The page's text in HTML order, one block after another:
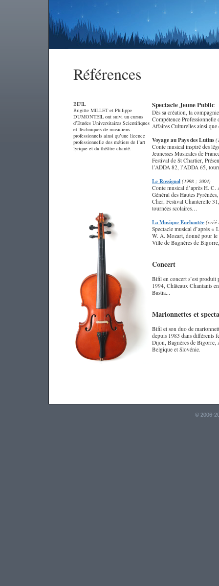
Références
Spectacle Jeune Public
Dès sa création, la
Compétence
Affaires Culturelles ainsi
Voyage au Pays des Lutins
Conte musical inspiré des
Jeunesses Musicales de
Festival de St Chartier,
l’ADDA 82, l’ADDA 65,
Le Rossignol (1998 ; 2004)
Conte musical d’après H.
Général des Hautes
Cher, Festival Chanterelle
tournées scolaires…
La Musique Enchantée (créé
Spectacle musical d’après «
W. A. Mozart, donné pour le
Ville de Bagnères de
Concert
Bifil en concert s’est
1994, Châteaux Chantants
Bastia...
Marionnettes et
Bifil et son duo de
depuis 1983 dans différents
Dijon, Bagnères de Bigorre,
Belgique et Slovénie.
BIFIL
Brigitte MILLET et Philippe
DUMONTEIL ont suivi un cursus
d’Etudes Universitaires Scientifiques
et Techniques de musiciens
professionnels ainsi qu’une licence
professionnelle des métiers de l’art
lyrique et du théâtre chanté.
© 2006-